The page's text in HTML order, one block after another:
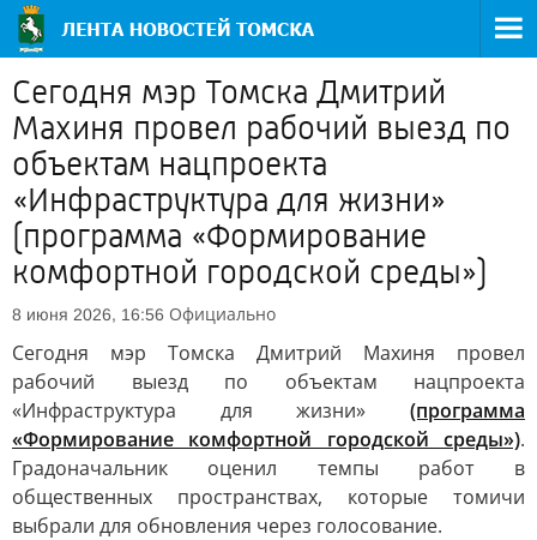
Сегодня мэр Томска Дмитрий
Махиня провел рабочий выезд по
объектам нацпроекта
«Инфраструктура для жизни»
(программа «Формирование
комфортной городской среды»)
8 июня 2026, 16:56 Официально
Сегодня мэр Томска Дмитрий Махиня провел
рабочий выезд по объектам нацпроекта
«Инфраструктура для жизни» (программа
«Формирование комфортной городской среды»).
Градоначальник оценил темпы работ в
общественных пространствах, которые томичи
выбрали для обновления через голосование.